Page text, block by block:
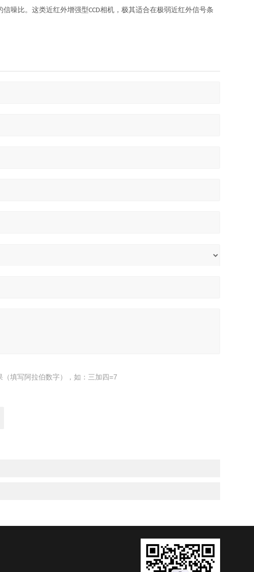
信噪比。这类近红外增强型CCD相机，极其适合在极弱近红外信号条
（填写阿拉伯数字），如：三加四=7